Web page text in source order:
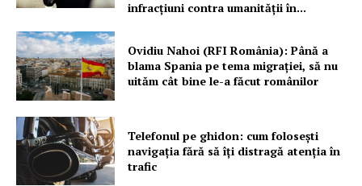
Contact
infracțiuni contra umanității în...
Ovidiu Nahoi (RFI România): Până a
blama Spania pe tema migrației, să nu
uităm cât bine le-a făcut românilor
Telefonul pe ghidon: cum folosești
navigația fără să îți distragă atenția în
trafic